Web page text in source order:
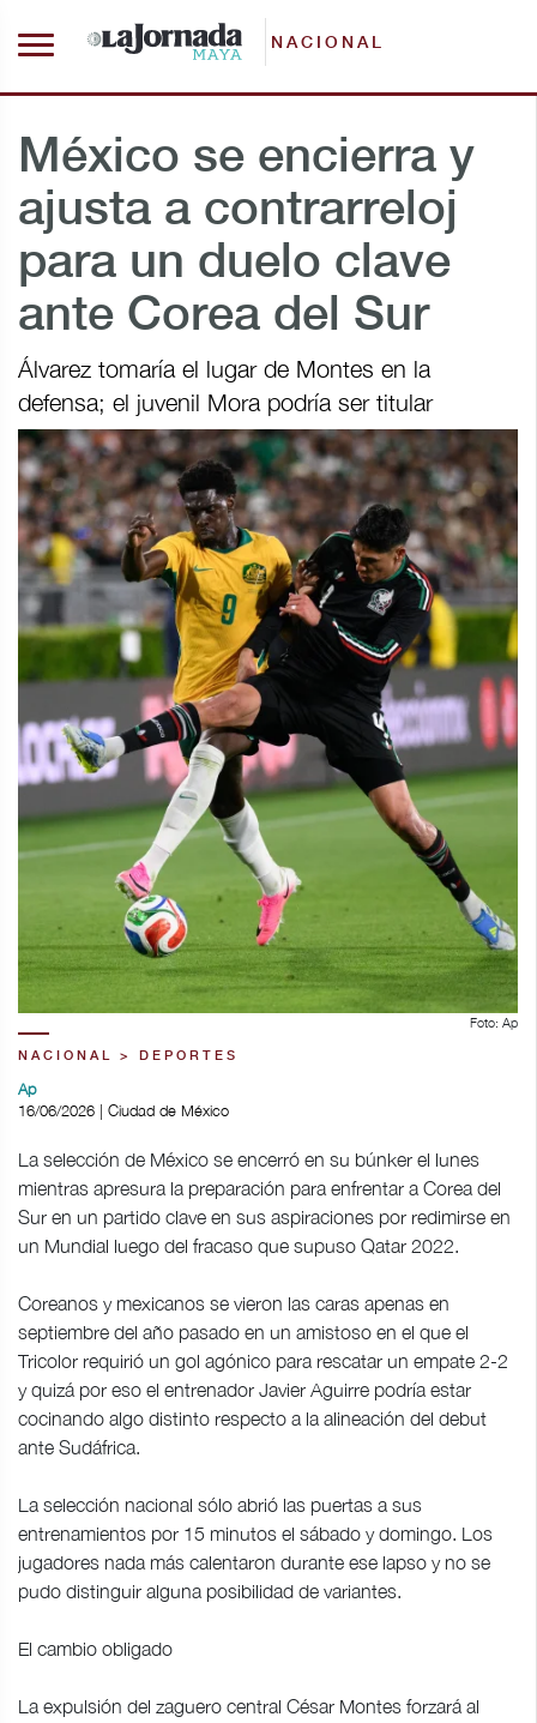
NACIONAL
México se encierra y
ajusta a contrarreloj
para un duelo clave
ante Corea del Sur
Álvarez tomaría el lugar de Montes en la
defensa; el juvenil Mora podría ser titular
Foto: Ap
NACIONAL > DEPORTES
Ap
16/06/2026 | Ciudad de México
La selección de México se encerró en su búnker el lunes
mientras apresura la preparación para enfrentar a Corea del
Sur en un partido clave en sus aspiraciones por redimirse en
un Mundial luego del fracaso que supuso Qatar 2022.
Coreanos y mexicanos se vieron las caras apenas en
septiembre del año pasado en un amistoso en el que el
Tricolor requirió un gol agónico para rescatar un empate 2-2
y quizá por eso el entrenador Javier Aguirre podría estar
cocinando algo distinto respecto a la alineación del debut
ante Sudáfrica.
La selección nacional sólo abrió las puertas a sus
entrenamientos por 15 minutos el sábado y domingo. Los
jugadores nada más calentaron durante ese lapso y no se
pudo distinguir alguna posibilidad de variantes.
El cambio obligado
La expulsión del zaguero central César Montes forzará al